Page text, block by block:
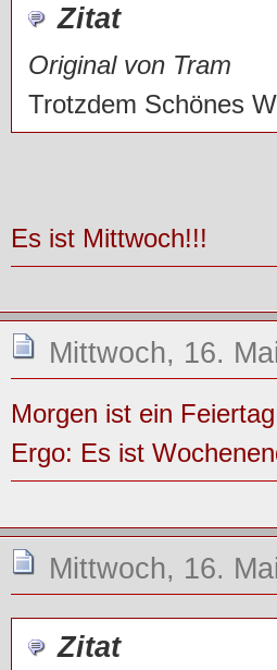
Zitat
Original von Tram
Trotzdem Schönes
Es ist Mittwoch!!!
Mittwoch, 16.
Morgen ist ein
Ergo: Es ist
Mittwoch, 16.
Zitat